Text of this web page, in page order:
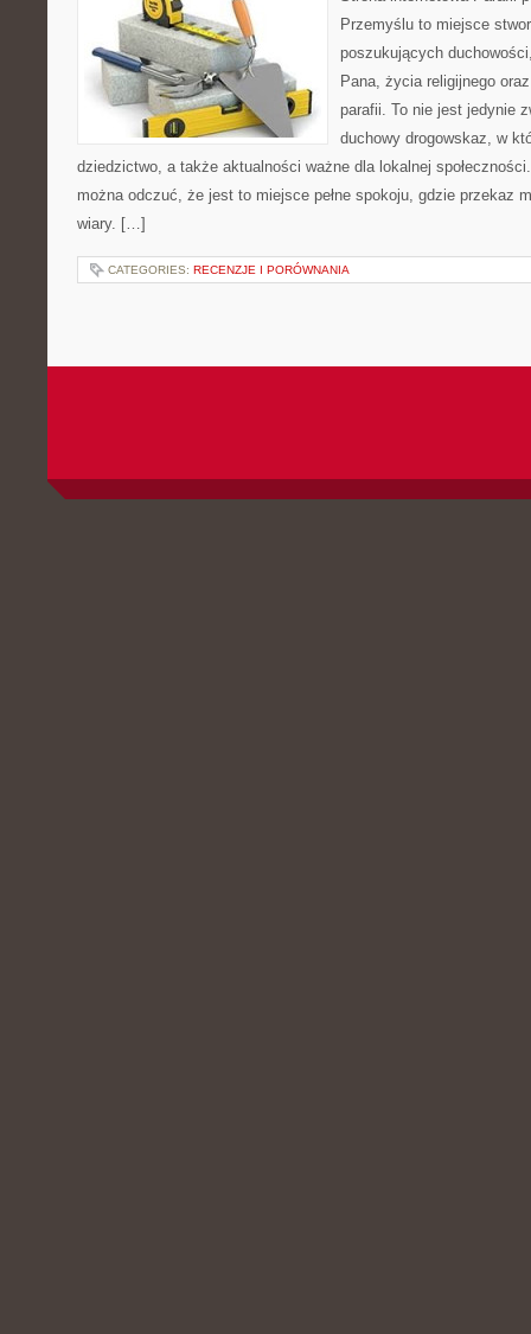
Przemyślu to miejsce
poszukujących
Pana, życia religijnego
parafii. To nie jest jedynie
duchowy drogowskaz, w
dziedzictwo, a także aktualności ważne dla lokalnej
można odczuć, że jest to miejsce pełne spokoju, gdzie przekaz
wiary. […]
CATEGORIES: RECENZJE I PORÓWNANIA